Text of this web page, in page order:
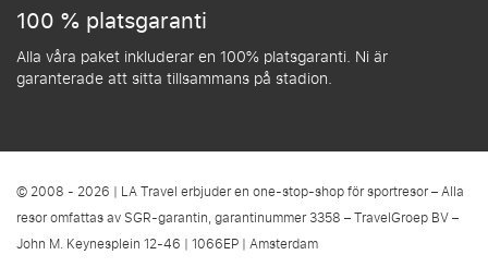
100 % platsgaranti
Alla våra paket inkluderar en 100% platsgaranti. Ni är
garanterade att sitta tillsammans på stadion.
© 2008 - 2026 | LA Travel erbjuder en one-stop-shop för sportresor – Alla
resor omfattas av SGR-garantin, garantinummer 3358 – TravelGroep BV –
John M. Keynesplein 12-46 | 1066EP | Amsterdam